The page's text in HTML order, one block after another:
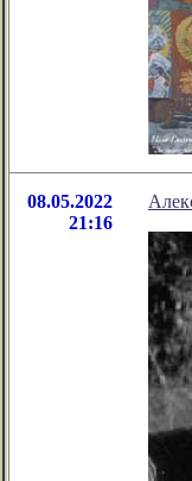
08.05.2022
21:16